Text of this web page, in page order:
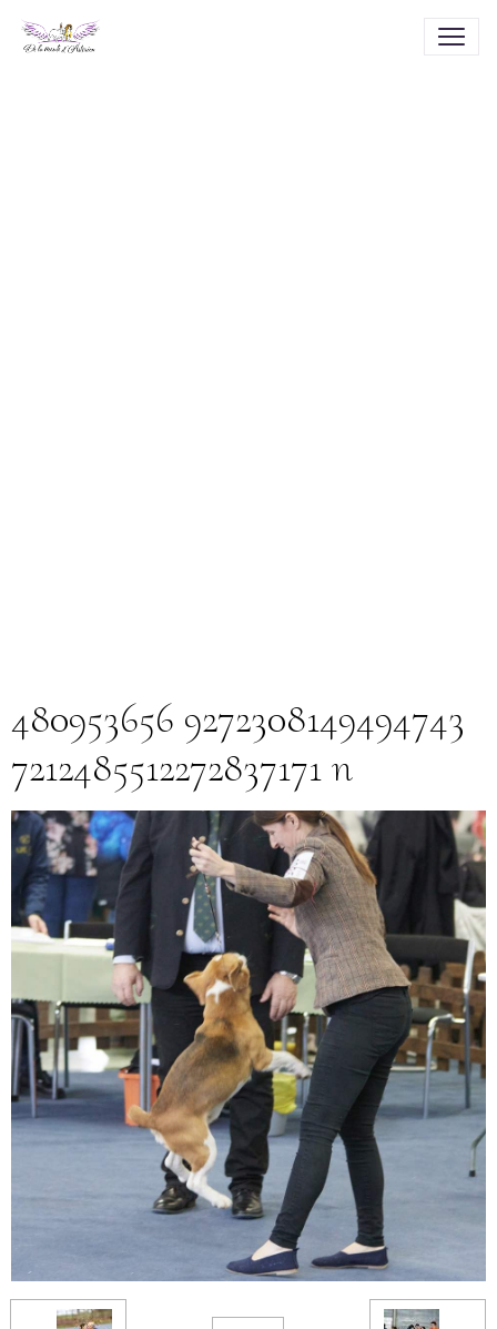
480953656 9272308149494743
7212485512272837171 n